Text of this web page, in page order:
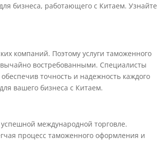
бизнеса, работающего с Китаем. Узнайте
компаний. Поэтому услуги таможенного
востребованными. Специалисты
точность и надежность каждого
вашего бизнеса с Китаем.
международной торговле.
процесс таможенного оформления и